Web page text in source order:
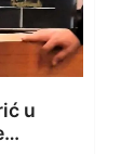
u